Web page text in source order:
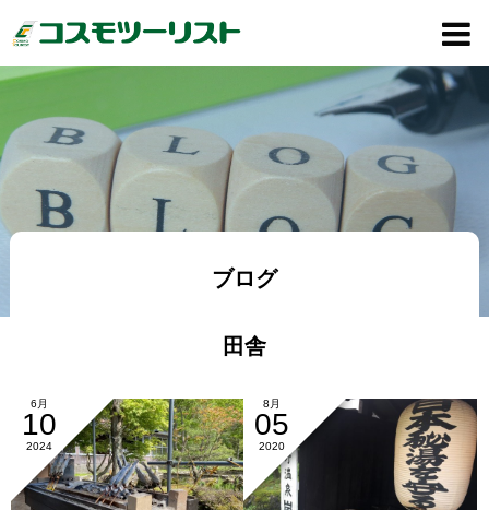
ブログ
田舎
6月
10
2024
8月
05
2020